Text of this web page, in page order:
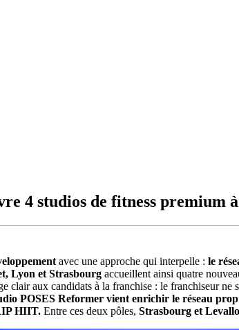
4 studios de fitness premium
avec une approche qui interpelle : le
Lyon et Strasbourg accueillent ainsi quatre
clair aux candidats à la franchise : le franchiseur
POSES Reformer vient enrichir le réseau
HIIT. Entre ces deux pôles, Strasbourg et